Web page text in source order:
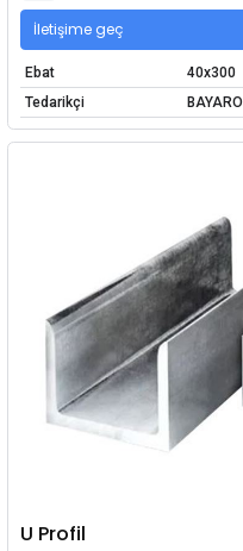
İletişime geç
Ebat
40x300
Tedarikçi
U Profil